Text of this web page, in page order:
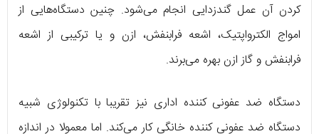
کردن آن عمل گندزدایی انجام می‌شود. چنین دستگاه‌هایی از
امواج الکترواپتیک، اشعه فرابنفش، ازن و یا ترکیبی از اشعه
فرابنفش و گاز ازن بهره می‌برند.
دستگاه ضد عفونی کننده اداری نیز تقریبا با تکنولوژی شبیه
دستگاه ضد عفونی کننده خانگی کار می‌کند. اما معمولا در اندازه